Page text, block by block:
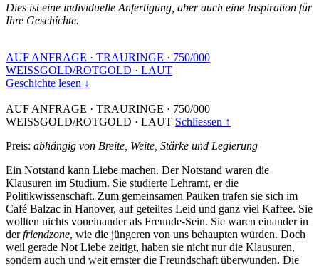
Dies ist eine individuelle Anfertigung, aber auch eine Inspiration für
Ihre Geschichte.
AUF ANFRAGE · TRAURINGE · 750/000
WEISSGOLD/ROTGOLD · LAUT
Geschichte lesen ↓
AUF ANFRAGE · TRAURINGE · 750/000
WEISSGOLD/ROTGOLD · LAUT Schliessen ↑
Preis: abhängig von Breite, Weite, Stärke und Legierung
Ein Notstand kann Liebe machen. Der Notstand waren die
Klausuren im Studium. Sie studierte Lehramt, er die
Politikwissenschaft. Zum gemeinsamen Pauken trafen sie sich im
Café Balzac in Hanover, auf geteiltes Leid und ganz viel Kaffee. Sie
wollten nichts voneinander als Freunde-Sein. Sie waren einander in
derfriendzone, wie die jüngeren von uns behaupten würden. Doch
weil gerade Not Liebe zeitigt, haben sie nicht nur die Klausuren,
sondern auch und weit ernster die Freundschaft überwunden. Die